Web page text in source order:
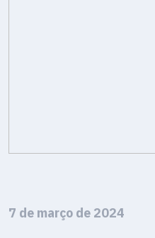
7 de março de 2024